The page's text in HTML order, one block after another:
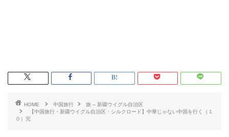
HOME 中国旅行
旅 – 新疆ウイグル自治区
【中国旅行・新疆ウイグル自治区・シルクロード】中華じゃない中国を行く（１
０）完